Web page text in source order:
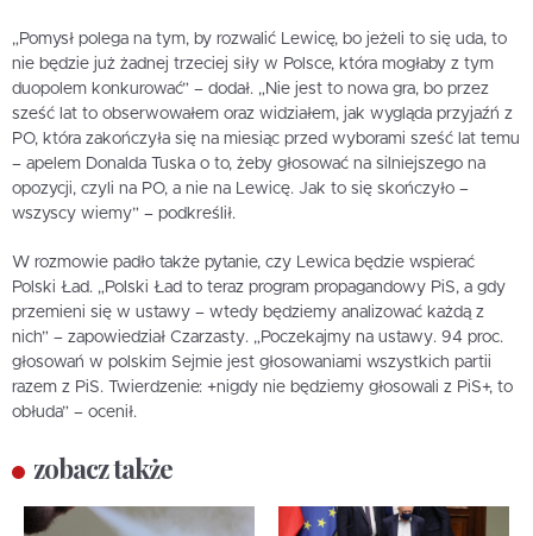
„Pomysł polega na tym, by rozwalić Lewicę, bo jeżeli to się uda, to
nie będzie już żadnej trzeciej siły w Polsce, która mogłaby z tym
duopolem konkurować” – dodał. „Nie jest to nowa gra, bo przez
sześć lat to obserwowałem oraz widziałem, jak wygląda przyjaźń z
PO, która zakończyła się na miesiąc przed wyborami sześć lat temu
– apelem Donalda Tuska o to, żeby głosować na silniejszego na
opozycji, czyli na PO, a nie na Lewicę. Jak to się skończyło –
wszyscy wiemy” – podkreślił.
W rozmowie padło także pytanie, czy Lewica będzie wspierać
Polski Ład. „Polski Ład to teraz program propagandowy PiS, a gdy
przemieni się w ustawy – wtedy będziemy analizować każdą z
nich” – zapowiedział Czarzasty. „Poczekajmy na ustawy. 94 proc.
głosowań w polskim Sejmie jest głosowaniami wszystkich partii
razem z PiS. Twierdzenie: +nigdy nie będziemy głosowali z PiS+, to
obłuda” – ocenił.
zobacz także